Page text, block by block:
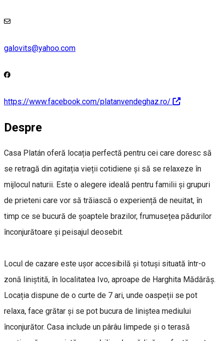
galovits@yahoo.com
https://www.facebook.com/platanvendeghaz.ro/
Despre
Casa Platán oferă locația perfectă pentru cei care doresc să
se retragă din agitația vieții cotidiene și să se relaxeze în
mijlocul naturii. Este o alegere ideală pentru familii și grupuri
de prieteni care vor să trăiască o experiență de neuitat, în
timp ce se bucură de șoaptele brazilor, frumusețea pădurilor
înconjurătoare și peisajul deosebit.
Locul de cazare este ușor accesibilă și totuși situată într-o
zonă liniștită, în localitatea Ivo, aproape de Harghita Mădărăș.
Locația dispune de o curte de 7 ari, unde oaspeții se pot
relaxa, face grătar și se pot bucura de liniștea mediului
înconjurător. Casa include un pârâu limpede și o terasă